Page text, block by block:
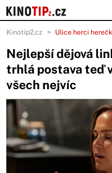
Kinotip2.cz Ulice herci
Nejlepší dějová
trhlá postava teď
všech nejvíc